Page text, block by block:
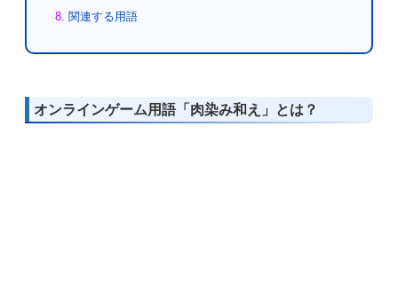
関連する用語
オンラインゲーム用語「肉染み和え」とは？